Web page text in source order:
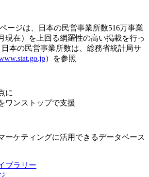
ージは、日本の民営事業所数516万事業
現在）を上回る網羅性の高い掲載を行っ
本の民営事業所数は、総務省統計局サ
）を参照
に
ワンストップで支援
ーケティングに活用できるデータベース